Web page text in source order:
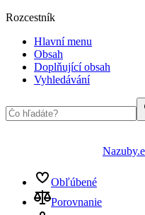
Rozcestník
Hlavní menu
Obsah
Doplňující obsah
Vyhledávání
Obľúbené
Porovnanie